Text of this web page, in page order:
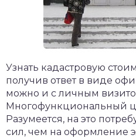
Узнать кадастровую
получив ответ в виде
можно и с личным
Многофункциональный
Разумеется, на это
сил, чем на оформление